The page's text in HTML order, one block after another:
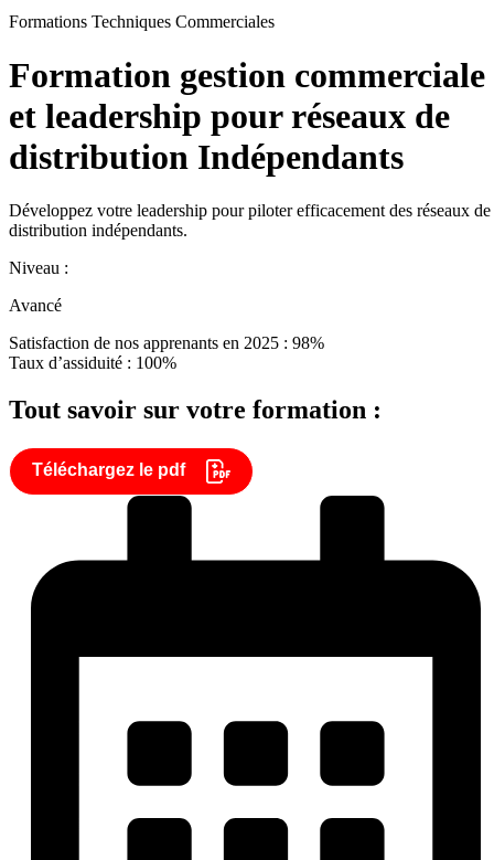
Formations Techniques Commerciales
Formation gestion commerciale
et leadership pour réseaux de
distribution Indépendants
Développez votre leadership pour piloter efficacement des réseaux de
distribution indépendants.
Niveau :
Avancé
Satisfaction de nos apprenants en 2025 : 98%
Taux d’assiduité : 100%
Tout savoir sur votre formation :
Téléchargez le pdf